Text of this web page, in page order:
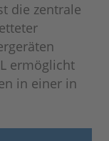
die zentrale
ermöglicht
in einer in